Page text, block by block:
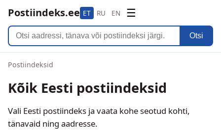
Postiindeks.ee ET RU EN ☰
Otsi
Postiindeksid
Kõik Eesti postiindeksid
Vali Eesti postiindeks ja vaata kohe seotud kohti,
tänavaid ning aadresse.